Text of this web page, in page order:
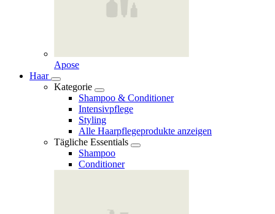
Apose
Haar
Kategorie
Shampoo & Conditioner
Intensivpflege
Styling
Alle Haarpflegeprodukte anzeigen
Tägliche Essentials
Shampoo
Conditioner